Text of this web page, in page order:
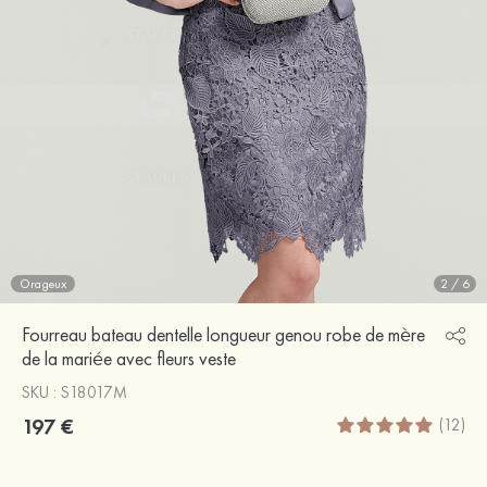
Orageux 2 / 6
Fourreau bateau dentelle longueur genou robe de mère
de la mariée avec fleurs veste
SKU : S18017M
197 € (12)